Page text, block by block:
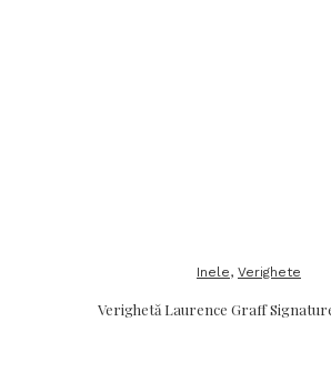
Inele, Verighete
Verighetă Laurence Graff